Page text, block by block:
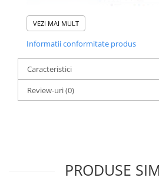
VEZI MAI MULT
Informatii conformitate produs
Caracteristici
Review-uri(0)
PRODUSE